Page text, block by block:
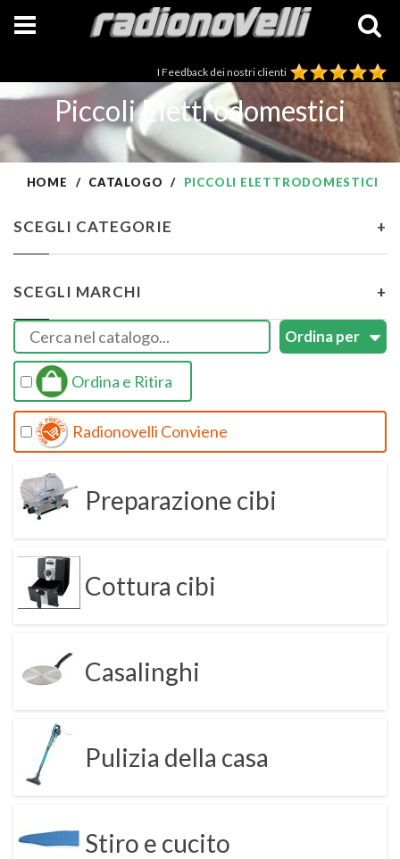
I Feedback dei nostri clienti
Piccoli Elettrodomestici
HOME CATALOGO PICCOLI ELETTRODOMESTICI
SCEGLI CATEGORIE +
SCEGLI MARCHI +
Ordina e Ritira
Radionovelli Conviene
Preparazione cibi
Cottura cibi
Casalinghi
Pulizia della casa
Stiro e cucito